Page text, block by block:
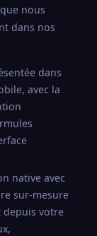
nous
dans nos
dans
avec la
native avec
sur-mesure
depuis votre